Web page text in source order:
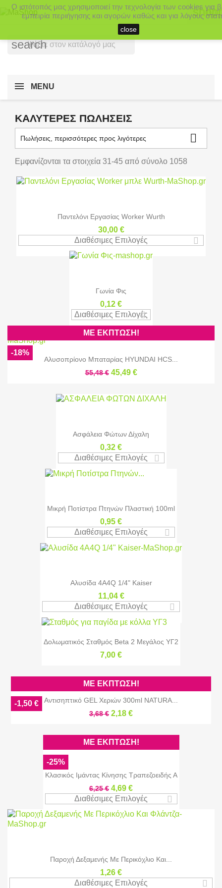
(0)
search
MENU
ΚΑΛΎΤΕΡΕΣ ΠΩΛΉΣΕΙΣ
Πωλήσεις, περισσότερες προς λιγότερες 
Εμφανίζονται τα στοιχεία 31-45 από σύνολο 1058
Παντελόνι Εργασίας Worker Wurth
30,00 €
Διαθέσιμες Επιλογές
Γωνία Φις
0,12 €
Διαθέσιμες Επιλογές
Αλυσοπρίονο Μπαταρίας HYUNDAI HCS...
55,48 € 45,49 €
ΜΕ ΈΚΠΤΩΣΗ!
-18%
Ασφάλεια Φώτων Δίχαλη
0,32 €
Διαθέσιμες Επιλογές
Μικρή Ποτίστρα Πτηνών Πλαστική 100ml
0,95 €
Διαθέσιμες Επιλογές
Αλυσίδα 4A4Q 1/4" Kaiser
11,04 €
Διαθέσιμες Επιλογές
Δολωματικός Σταθμός Beta 2 Μεγάλος ΥΓ2
7,00 €
Αντισηπτικό GEL Χεριών 300ml NATURA...
3,68 € 2,18 €
ΜΕ ΈΚΠΤΩΣΗ!
-1,50 €
Κλασικός Ιμάντας Κίνησης Τραπεζοειδής Α
6,25 € 4,69 €
Διαθέσιμες Επιλογές
ΜΕ ΈΚΠΤΩΣΗ!
-25%
Παροχή Δεξαμενής Με Περικόχλιο Και...
1,26 €
Διαθέσιμες Επιλογές
Ο ιστότοπός μας χρησιμοποιεί την τεχνολογία των cookies για
εμπειρία περιήγησης και αγορών καθώς και για λόγους
close